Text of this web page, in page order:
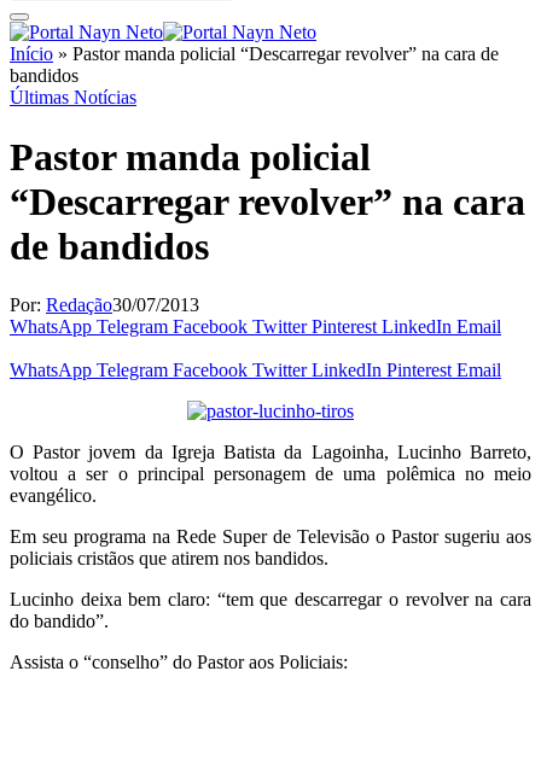
Início » Pastor manda policial “Descarregar revolver” na cara de
bandidos
Últimas Notícias
Pastor manda policial
“Descarregar revolver” na cara
de bandidos
Por: Redação30/07/2013
WhatsApp Telegram Facebook Twitter Pinterest LinkedIn Email
WhatsApp Telegram Facebook Twitter LinkedIn Pinterest Email
O Pastor jovem da Igreja Batista da Lagoinha, Lucinho Barreto,
voltou a ser o principal personagem de uma polêmica no meio
evangélico.
Em seu programa na Rede Super de Televisão o Pastor sugeriu aos
policiais cristãos que atirem nos bandidos.
Lucinho deixa bem claro: “tem que descarregar o revolver na cara
do bandido”.
Assista o “conselho” do Pastor aos Policiais: